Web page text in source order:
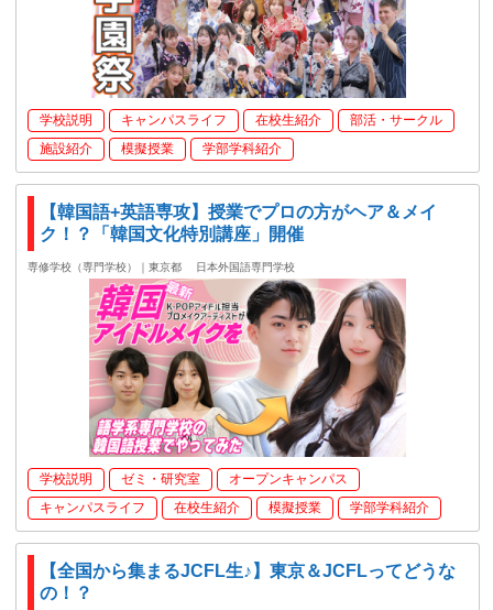
学校説明 キャンパスライフ 在校生紹介
部活・サークル
施設紹介
模擬授業 学部学科紹介
【韓国語+英語専攻】授業でプロの方がヘア＆メイ
ク！？「韓国文化特別講座」開催
専修学校（専門学校）｜東京都 日本外国語専門学校
学校説明 ゼミ・研究室
オープンキャンパス
キャンパスライフ
在校生紹介 模擬授業 学部学科紹介
【全国から集まるJCFL生♪】東京＆JCFLってどうな
の！？